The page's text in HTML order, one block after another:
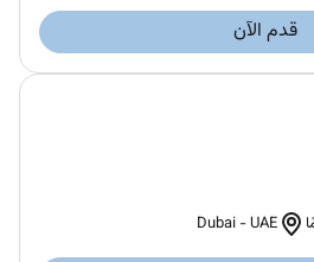
قدم الآن
Dubai -UAE